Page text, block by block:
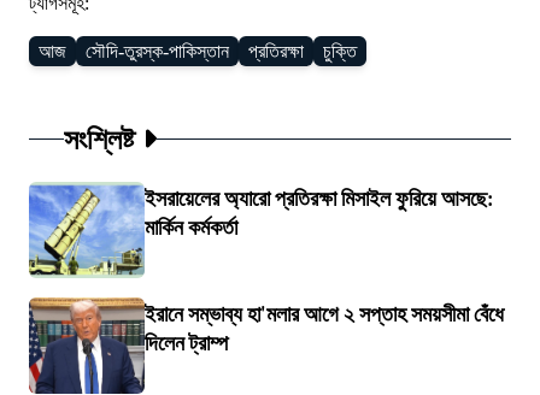
আজ সৌদি-তুরস্ক-পাকিস্তান প্রতিরক্ষা চুক্তি
সংশ্লিষ্ট
ইসরায়েলের অ্যারো প্রতিরক্ষা মিসাইল ফুরিয়ে আসছে:
মার্কিন কর্মকর্তা
ইরানে সম্ভাব্য হা'মলার আগে ২ সপ্তাহ সময়সীমা বেঁধে
দিলেন ট্রাম্প